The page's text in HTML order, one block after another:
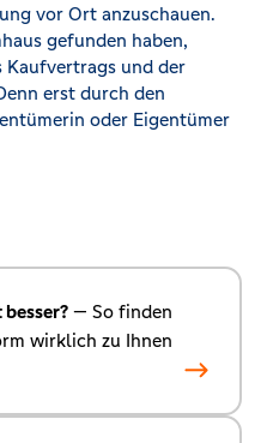
vor Ort anzuschauen.
gefunden haben,
Kaufvertrags und der
erst durch den
oder Eigentümer
— So finden
wirklich zu Ihnen